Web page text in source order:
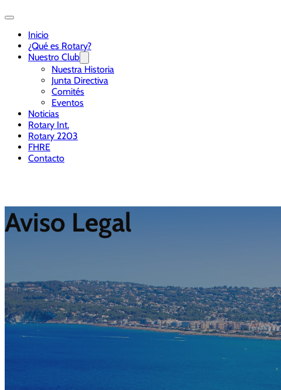
Inicio
¿Qué es Rotary?
Nuestro Club
Nuestra Historia
Junta Directiva
Comités
Eventos
Noticias
Rotary Int.
Rotary 2203
FHRE
Contacto
Aviso Legal